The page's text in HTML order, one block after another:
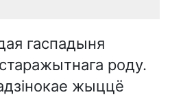
гаспадыня
роду.
жыццё